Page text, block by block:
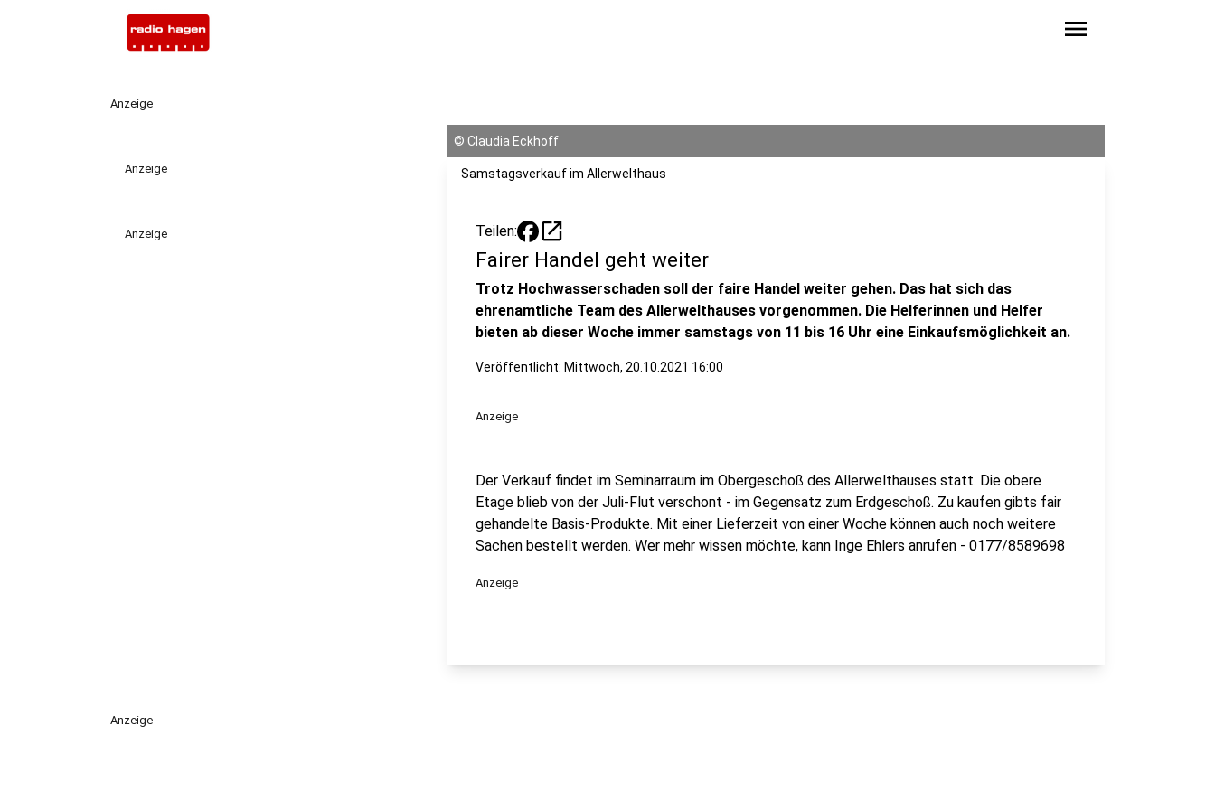
menu
Anzeige
Anzeige
Anzeige
© Claudia Eckhoff
Samstagsverkauf im Allerwelthaus
Teilen: open_in_new
Fairer Handel geht weiter
Trotz Hochwasserschaden soll der faire Handel weiter gehen. Das hat sich das
ehrenamtliche Team des Allerwelthauses vorgenommen. Die Helferinnen und Helfer
bieten ab dieser Woche immer samstags von 11 bis 16 Uhr eine Einkaufsmöglichkeit an.
Veröffentlicht: Mittwoch, 20.10.2021 16:00
Anzeige
Der Verkauf findet im Seminarraum im Obergeschoß des Allerwelthauses statt. Die obere
Etage blieb von der Juli-Flut verschont - im Gegensatz zum Erdgeschoß. Zu kaufen gibts fair
gehandelte Basis-Produkte. Mit einer Lieferzeit von einer Woche können auch noch weitere
Sachen bestellt werden. Wer mehr wissen möchte, kann Inge Ehlers anrufen - 0177/8589698
Anzeige
Anzeige